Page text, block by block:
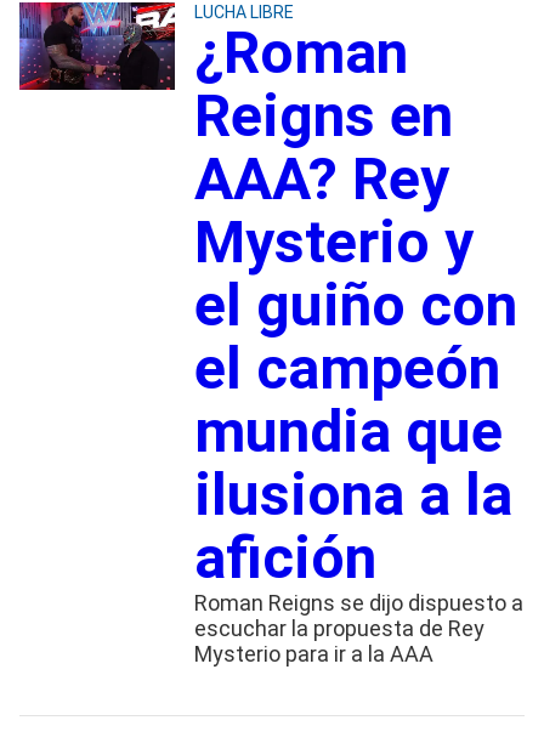
LUCHA LIBRE
¿Roman
Reigns en
AAA? Rey
Mysterio y
el guiño con
el campeón
mundia que
ilusiona a la
afición
Roman Reigns se dijo dispuesto a
escuchar la propuesta de Rey
Mysterio para ir a la AAA